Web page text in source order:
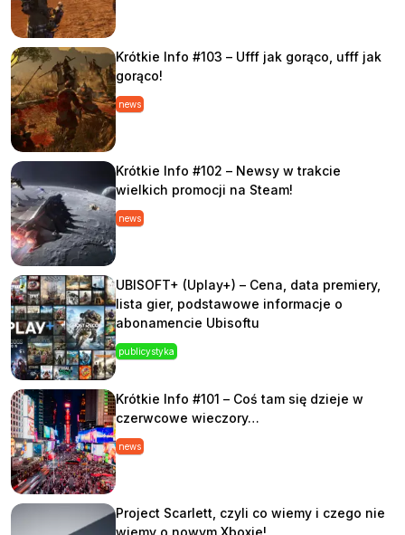
Krótkie Info #103 – Ufff jak gorąco, ufff jak
gorąco!
news
Krótkie Info #102 – Newsy w trakcie
wielkich promocji na Steam!
news
UBISOFT+ (Uplay+) – Cena, data premiery,
lista gier, podstawowe informacje o
abonamencie Ubisoftu
publicystyka
Krótkie Info #101 – Coś tam się dzieje w
czerwcowe wieczory…
news
Project Scarlett, czyli co wiemy i czego nie